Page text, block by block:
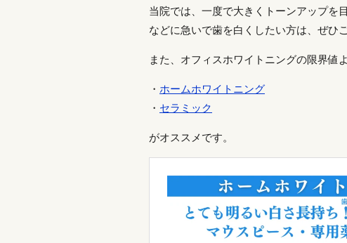
当院では、一度で大きくトーンアップを
などに急いで歯を白くしたい方は、ぜひ
また、オフィスホワイトニングの限界値
・ ホームホワイトニング
・ セラミック
がオススメです。